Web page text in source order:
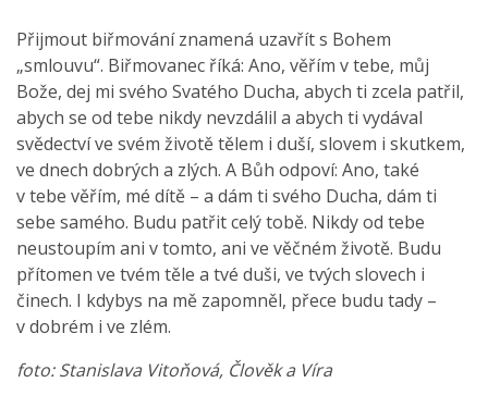
Přijmout biřmování znamená uzavřít s Bohem
„smlouvu“. Biřmovanec říká: Ano, věřím v tebe, můj
Bože, dej mi svého Svatého Ducha, abych ti zcela patřil,
abych se od tebe nikdy nevzdálil a abych ti vydával
svědectví ve svém životě tělem i duší, slovem i skutkem,
ve dnech dobrých a zlých. A Bůh odpoví: Ano, také
v tebe věřím, mé dítě – a dám ti svého Ducha, dám ti
sebe samého. Budu patřit celý tobě. Nikdy od tebe
neustoupím ani v tomto, ani ve věčném životě. Budu
přítomen ve tvém těle a tvé duši, ve tvých slovech i
činech. I kdybys na mě zapomněl, přece budu tady –
v dobrém i ve zlém.
foto: Stanislava Vitoňová, Člověk a Víra